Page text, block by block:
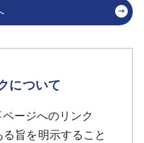
について
ージへのリンク
旨を明示すること